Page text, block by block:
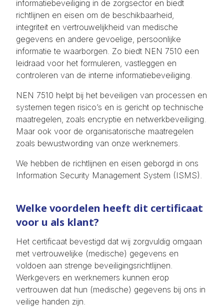
informatiebeveiliging in de zorgsector en biedt
richtlijnen en eisen om de beschikbaarheid,
integriteit en vertrouwelijkheid van medische
gegevens en andere gevoelige, persoonlijke
informatie te waarborgen. Zo biedt NEN 7510 een
leidraad voor het formuleren, vastleggen en
controleren van de interne informatiebeveiliging.
NEN 7510 helpt bij het beveiligen van processen en
systemen tegen risico’s en is gericht op technische
maatregelen, zoals encryptie en netwerkbeveiliging.
Maar ook voor de organisatorische maatregelen
zoals bewustwording van onze werknemers.
We hebben de richtlijnen en eisen geborgd in ons
Information Security Management System (ISMS).
Welke voordelen heeft dit certificaat
voor u als klant?
Het certificaat bevestigd dat wij zorgvuldig omgaan
met vertrouwelijke (medische) gegevens en
voldoen aan strenge beveiligingsrichtlijnen.
Werkgevers en werknemers kunnen erop
vertrouwen dat hun (medische) gegevens bij ons in
veilige handen zijn.